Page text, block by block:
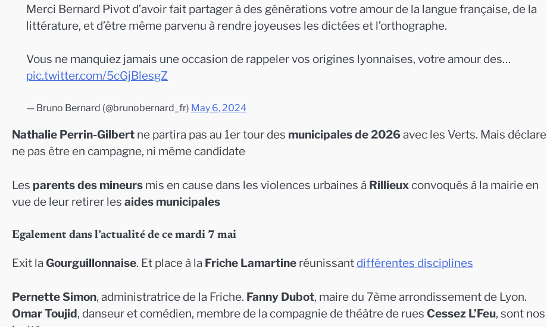
Merci Bernard Pivot d’avoir fait partager à des générations votre amour de la langue française, de la
littérature, et d’être même parvenu à rendre joyeuses les dictées et l’orthographe.
Vous ne manquiez jamais une occasion de rappeler vos origines lyonnaises, votre amour des…
pic.twitter.com/5cGjBlesgZ
— Bruno Bernard (@brunobernard_fr) May 6, 2024
Nathalie Perrin-Gilbert ne partira pas au 1er tour des municipales de 2026avec les Verts. Mais déclare
ne pas être en campagne, ni même candidate
Les parents des mineurs mis en cause dans les violences urbaines à Rillieux convoqués à la mairie en
vue de leur retirer les aides municipales
Egalement dans l’actualité de ce mardi 7 mai
Exit la Gourguillonnaise. Et place à la Friche Lamartine réunissant différentes disciplines
Pernette Simon, administratrice de la Friche. Fanny Dubot, maire du 7ème arrondissement de Lyon.
Omar Toujid, danseur et comédien, membre de la compagnie de théâtre de rues Cessez L’Feu, sont nos